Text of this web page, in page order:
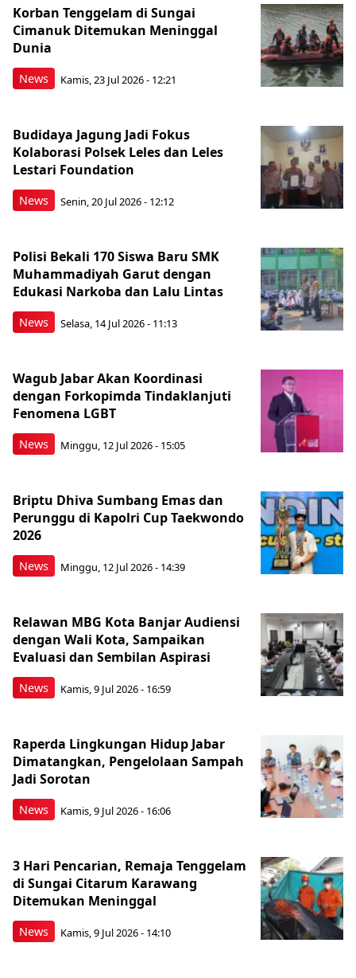
News
Korban Tenggelam di Sungai
Cimanuk Ditemukan Meninggal
Dunia
Kamis, 23 Jul 2026 - 12:21
News
Budidaya Jagung Jadi Fokus
Kolaborasi Polsek Leles dan Leles
Lestari Foundation
Senin, 20 Jul 2026 - 12:12
News
Polisi Bekali 170 Siswa Baru SMK
Muhammadiyah Garut dengan
Edukasi Narkoba dan Lalu Lintas
Selasa, 14 Jul 2026 - 11:13
News
Wagub Jabar Akan Koordinasi
dengan Forkopimda Tindaklanjuti
Fenomena LGBT
Minggu, 12 Jul 2026 - 15:05
News
Briptu Dhiva Sumbang Emas dan
Perunggu di Kapolri Cup Taekwondo
2026
Minggu, 12 Jul 2026 - 14:39
News
Relawan MBG Kota Banjar Audiensi
dengan Wali Kota, Sampaikan
Evaluasi dan Sembilan Aspirasi
Kamis, 9 Jul 2026 - 16:59
News
Raperda Lingkungan Hidup Jabar
Dimatangkan, Pengelolaan Sampah
Jadi Sorotan
Kamis, 9 Jul 2026 - 16:06
News
3 Hari Pencarian, Remaja Tenggelam
di Sungai Citarum Karawang
Ditemukan Meninggal
Kamis, 9 Jul 2026 - 14:10